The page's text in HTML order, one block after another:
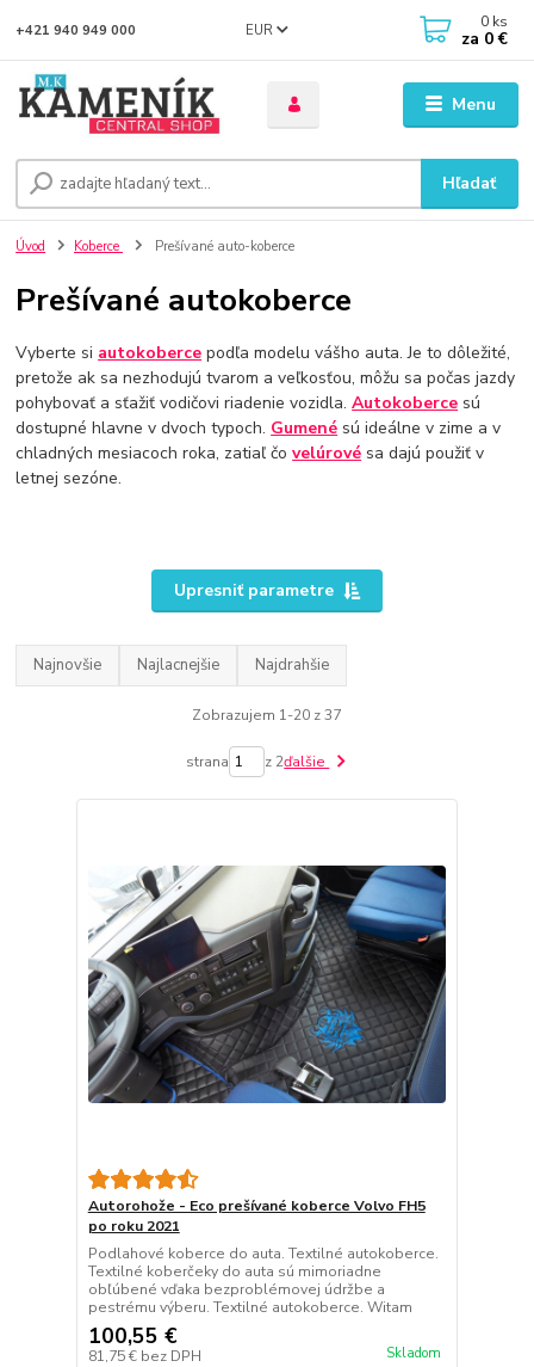
Menu
EUR
Hľadať
+421 940 949 000 0 ks
za 0 €
Úvod Koberce Prešívané auto-koberce
Prešívané autokoberce
Vyberte si autokoberce podľa modelu vášho auta. Je to dôležité,
pretože ak sa nezhodujú tvarom a veľkosťou, môžu sa počas jazdy
pohybovať a sťažiť vodičovi riadenie vozidla.Autokoberce sú
dostupné hlavne v dvoch typoch. Gumené sú ideálne v zime a v
chladných mesiacoch roka, zatiaľ čovelúrové sa dajú použiť v
letnej sezóne.
Upresniť parametre
Najnovšie Najlacnejšie Najdrahšie
Zobrazujem 1-20 z 37
strana z 2ďalšie
Autorohože - Eco prešívané koberce Volvo FH5
po roku 2021
Podlahové koberce do auta. Textilné autokoberce.
Textilné koberčeky do auta sú mimoriadne
obľúbené vďaka bezproblémovej údržbe a
pestrému výberu. Textilné autokoberce. Witam
100,55 €
81,75 € bez DPH Skladom